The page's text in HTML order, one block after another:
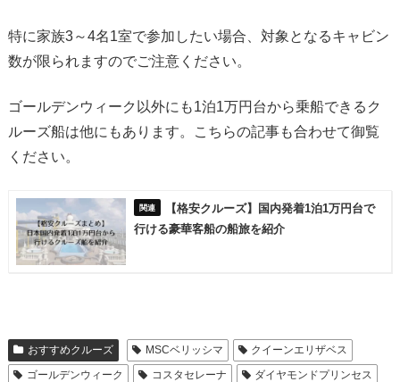
特に家族3～4名1室で参加したい場合、対象となるキャビン
数が限られますのでご注意ください。
ゴールデンウィーク以外にも1泊1万円台から乗船できるク
ルーズ船は他にもあります。こちらの記事も合わせて御覧
ください。
【格安クルーズ】国内発着1泊1万円台で
行ける豪華客船の船旅を紹介
おすすめクルーズ MSCベリッシマ
クイーンエリザベス
ゴールデンウィーク
コスタセレーナ ダイヤモンドプリンセス